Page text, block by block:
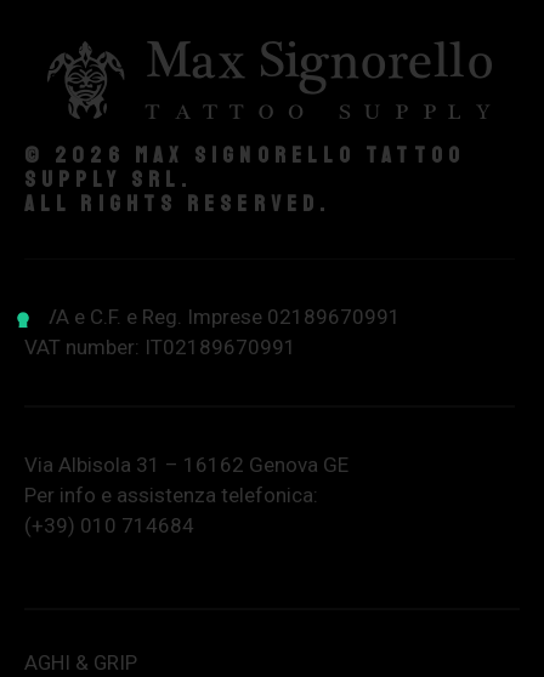
© 2026 Max Signorello Tattoo
supply srl.
All rights reserved.
P.IVA e C.F. e Reg. Imprese 02189670991
VAT number: IT02189670991
Via Albisola 31 – 16162 Genova GE
Per info e assistenza telefonica:
(+39) 010 714684
AGHI & GRIP